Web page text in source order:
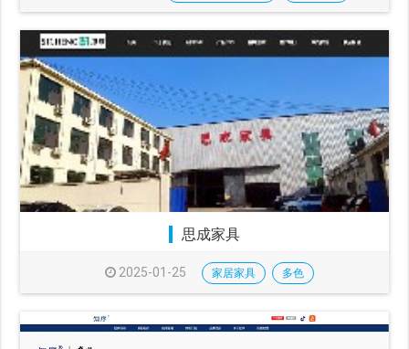
思成家具
2025-01-25 家居家具 多色